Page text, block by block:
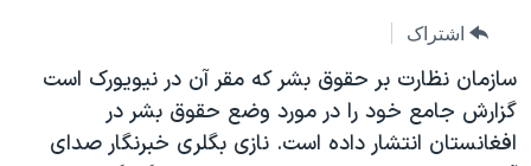
جهش
جستجوویژه برنامه‌ها
ویدیوها
۲۵۰سالگی آمریکا
بایگانی برنامه‌های تلویزیونی
فرکانس‌های صدای آمریکا
یادگیری زبان انگلیسی
اشتراک
سازمان نظارت بر حقوق بشر که مقر آن در نيويورک است
گزارش جامع خود را در مورد وضع حقوق بشر در
افغانستان انتشار داده است. نازی بگلری خبرنگار صدای